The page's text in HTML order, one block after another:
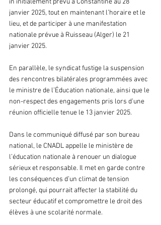
janvier 2025, tout en maintenant l’horaire et le
lieu, et de participer à une manifestation
nationale prévue à Ruisseau (Alger) le 21
janvier 2025.
En parallèle, le syndicat fustige la suspension
des rencontres bilatérales programmées avec
le ministre de l’Éducation nationale, ainsi que le
non-respect des engagements pris lors d’une
réunion officielle tenue le 13 janvier 2025.
Dans le communiqué diffusé par son bureau
national, le CNADL appelle le ministère de
l’éducation nationale à renouer un dialogue
sérieux et responsable. Il met en garde contre
les conséquences d’un climat de tension
prolongé, qui pourrait affecter la stabilité du
secteur éducatif et compromettre le droit des
élèves à une scolarité normale.